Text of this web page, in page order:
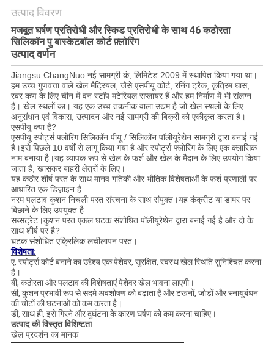
उत्पाद विवरण
मजबूत घर्षण प्रतिरोधी और स्किड प्रतिरोधी के साथ 46 कठोरता
सिलिकॉन पु बास्केटबॉल कोर्ट फ़्लोरिंग
उत्पाद वर्णन
Jiangsu ChangNuo नई सामग्री कं, लिमिटेड 2009 में स्थापित किया गया था।
हम उच्च गुणवत्ता वाले खेल मैट्रियल, जैसे एसपीयू कोर्ट, रनिंग ट्रैक, कृत्रिम घास,
रबर कण के लिए चीन में वन स्टॉप मटेरियल सप्लायर हैं और हम निर्माण में भी संलग्न
हैं। खेल स्थलों का। यह एक उच्च तकनीक वाला उद्यम है जो खेल स्थलों के लिए
अनुसंधान एवं विकास, उत्पादन और नई सामग्री की बिक्री को एकीकृत करता है।
एसपीयू क्या है?
एसपीयू स्पोर्ट्स फ्लोरिंग सिलिकॉन पीयू / सिलिकॉन पॉलीयूरेथेन सामग्री द्वारा बनाई गई
है।इसे पिछले 10 वर्षों से लागू किया गया है और स्पोर्ट्स फ्लोरिंग के लिए एक क्लासिक
नाम बनाया है।यह व्यापक रूप से खेल के फर्श और खेल के मैदान के लिए उपयोग किया
जाता है, खासकर बाहरी क्षेत्रों के लिए।
यह कठोर शीर्ष परत के साथ मानव गतिकी और भौतिक विशेषताओं के फर्श प्रणाली पर
आधारित एक डिज़ाइन है
नरम पलटाव कुशन निचली परत संरचना के साथ संयुक्त।यह कंक्रीट या डामर पर
बिछाने के लिए उपयुक्त है
सब्सट्रेट।कुशन परत एकल घटक संशोधित पॉलीयूरेथेन द्वारा बनाई गई है और दो के
साथ शीर्ष पर है?
घटक संशोधित एक्रिलिक लचीलापन परत।
विशेषता:
ए, स्पोर्ट्स कोर्ट बनाने का उद्देश्य एक पेशेवर, सुरक्षित, स्वस्थ खेल स्थिति सुनिश्चित करना
है।
बी, कठोरता और पलटाव की विशेषताएं पेशेवर खेल भावना लाएगी।
सी, कुशन प्रभावी रूप से सदमे अवशोषण को बढ़ाता है और टखनों, जोड़ों और स्नायुबंधन
की चोटों की घटनाओं को कम करता है।
डी, साथ ही, इसे गिरने और दुर्घटना के कारण घर्षण को कम करना चाहिए।
उत्पाद की विस्तृत विशिष्टता
खेल प्रदर्शन का मानक